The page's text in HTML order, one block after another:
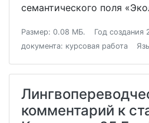
семантического поля
Размер: 0.08 МБ. Год создания
документа: курсовая работа
комментарий к